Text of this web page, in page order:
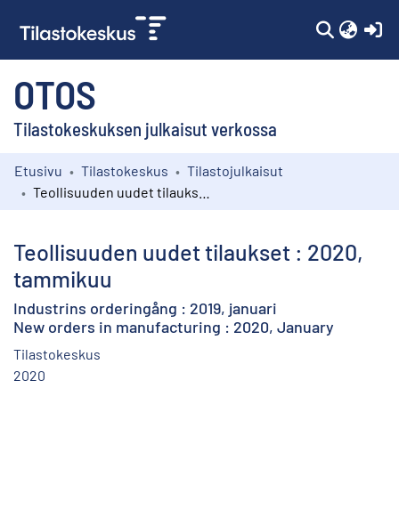
OTOS
Tilastokeskuksen julkaisut verkossa
Kokoelmat
Etusivu Tilastokeskus
Tilastojulkaisut
Teollisuuden uudet tilaukset : 2020,
tammikuu
Industrins orderingång : 2019, januari
New orders in manufacturing : 2020, January
Tilastokeskus
2020